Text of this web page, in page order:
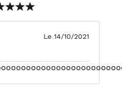
Le 14/10/2021